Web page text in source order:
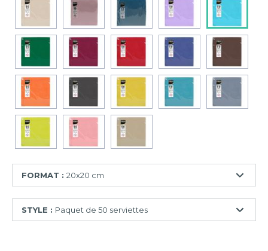
FORMAT : 20x20 cm
cm
STYLE : Paquet de 50 serviettes